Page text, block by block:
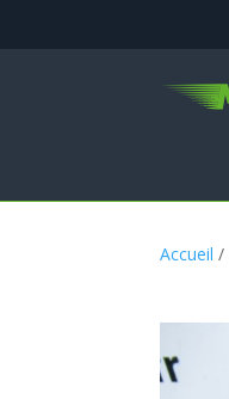
Accueil /